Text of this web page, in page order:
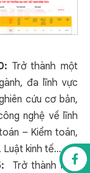
Trở thành một
đa lĩnh vực
cứu cơ bản,
nghệ về lĩnh
– Kiểm toán,
Luật kinh tế…
Trở thành một